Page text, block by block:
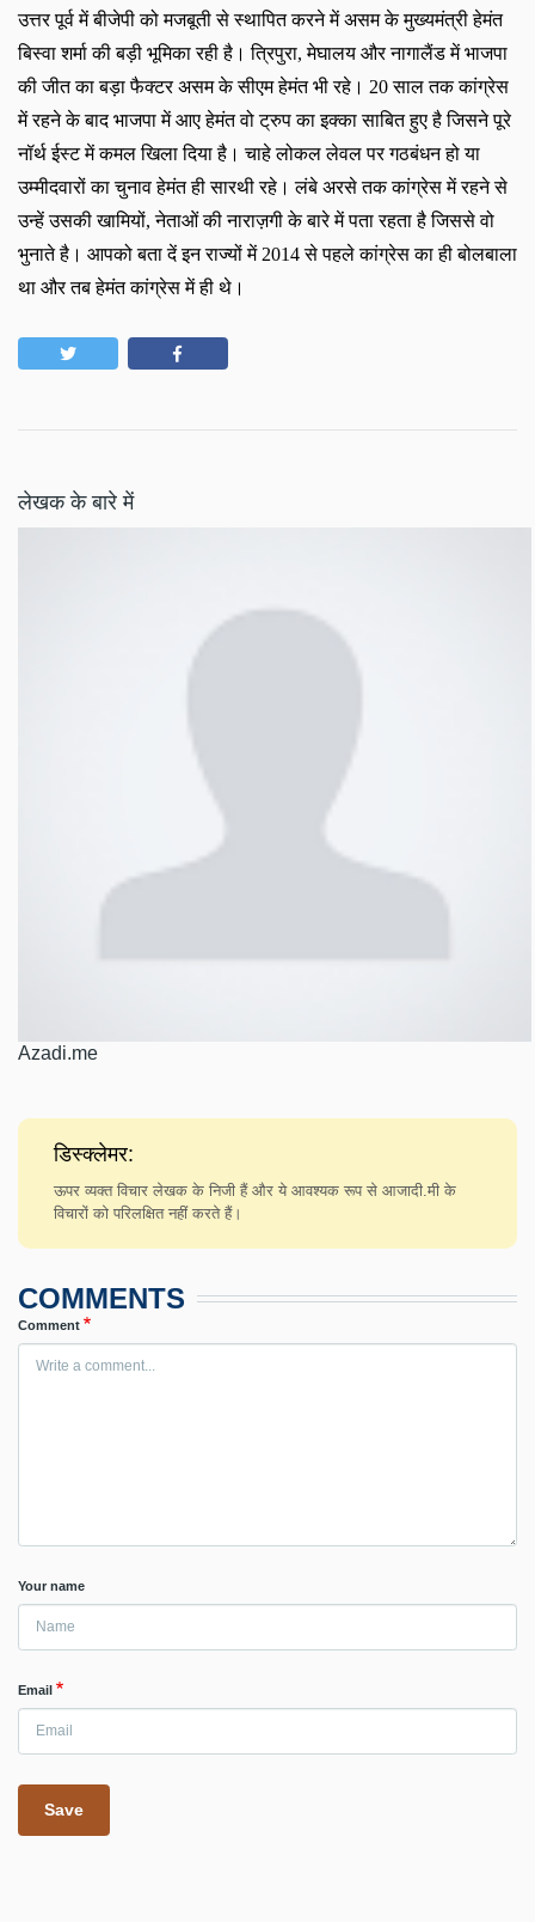
उत्तर पूर्व में बीजेपी को मजबूती से स्थापित करने में असम के मुख्यमंत्री हेमंत
बिस्वा शर्मा की बड़ी भूमिका रही है। त्रिपुरा,मेघालय और नागालैंड में भाजपा
की जीत का बड़ा फैक्टर असम के सीएम हेमंत भी रहे। 20साल तक कांग्रेस
में रहने के बाद भाजपा में आए हेमंत वो ट्रुप का इक्का साबित हुए है जिसने पूरे
नॉर्थ ईस्ट में कमल खिला दिया है। चाहे लोकल लेवल पर गठबंधन हो या
उम्मीदवारों का चुनाव हेमंत ही सारथी रहे। लंबे अरसे तक कांग्रेस में रहने से
उन्हें उसकी खामियों,नेताओं की नाराज़गी के बारे में पता रहता है जिससे वो
भुनाते है। आपको बता दें इन राज्यों में 2014से पहले कांग्रेस का ही बोलबाला
था और तब हेमंत कांग्रेस में ही थे।
लेखक के बारे में
Azadi.me
डिस्क्लेमर:
ऊपर व्यक्त विचार लेखक के निजी हैं और ये आवश्यक रूप से आजादी.मी के
विचारों को परिलक्षित नहीं करते हैं।
COMMENTS
Comment
Your name
Email